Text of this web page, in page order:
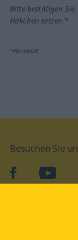
Bitte bestätigen
Häkchen setzen.*
*Pflichtfeld
Besuchen Sie
facebookYouTube